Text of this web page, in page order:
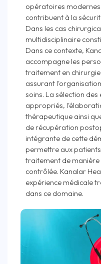
opératoires modernes
contribuent à la
Dans les cas
multidisciplinaire
Dans ce contexte,
accompagne les
traitement en
assurant
soins. La sélection
appropriés,
thérapeutique ainsi
de récupération
intégrante de cette
permettre aux
traitement de
contrôlée. Kanalar
expérience médicale
dans ce domaine.